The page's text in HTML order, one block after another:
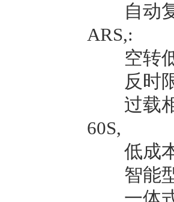
自动复
ARS,:
空转低
反时限
过载相
60S,
低成本
智能型